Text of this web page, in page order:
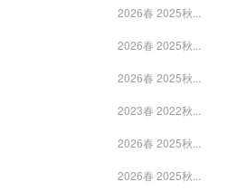
2026春 2025秋...
2026春 2025秋...
2026春 2025秋...
2023春 2022秋...
2026春 2025秋...
2026春 2025秋...